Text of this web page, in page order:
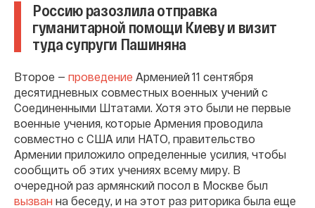
Россию разозлила отправка
гуманитарной помощи Киеву и визит
туда супруги Пашиняна
Второе — проведение Арменией 11 сентября
десятидневных совместных военных учений с
Соединенными Штатами. Хотя это были не первые
военные учения, которые Армения проводила
совместно с США или НАТО, правительство
Армении приложило определенные усилия, чтобы
сообщить об этих учениях всему миру. В
очередной раз армянский посол в Москве был
вызван на беседу, и на этот раз риторика была еще